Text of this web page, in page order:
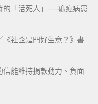
的「活死人」──痲瘋病患
《社企是門好生意？》書
信能維持捐款動力、負面